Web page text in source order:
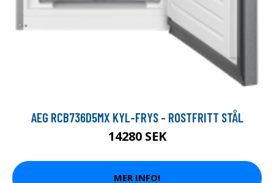
AEG RCB736D5MX KYL-FRYS - ROSTFRITT STÅL
14280 SEK
MER INFO!